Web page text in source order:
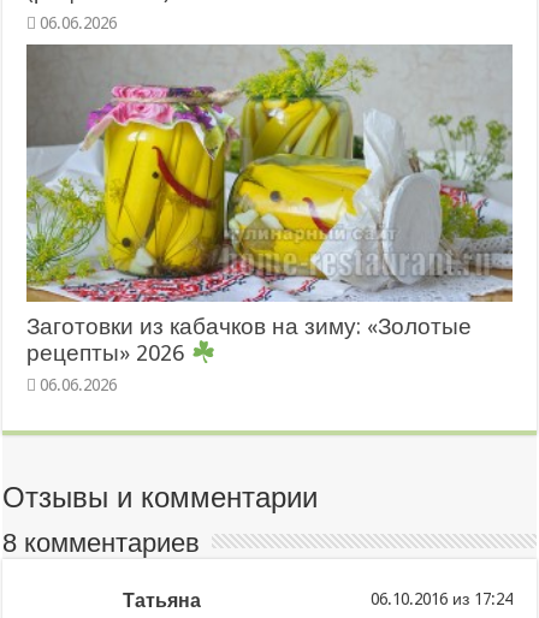
06.06.2026
Заготовки из кабачков на зиму: «Золотые
рецепты» 2026
06.06.2026
Отзывы и комментарии
8 комментариев
Татьяна из